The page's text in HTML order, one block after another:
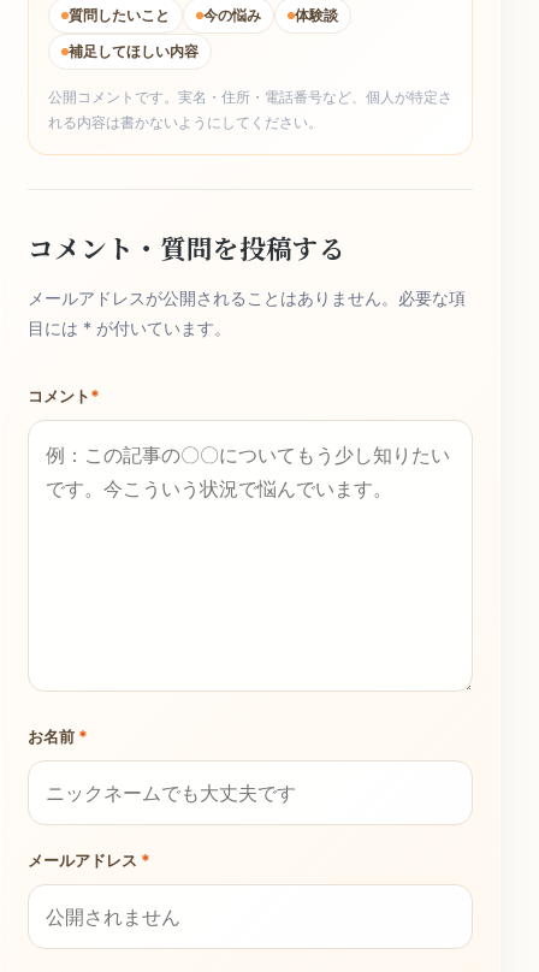
質問したいこと 今の悩み
体験談
補足してほしい内容
公開コメントです。実名・住所・電話番号など、個人が特定さ
れる内容は書かないようにしてください。
コメント・質問を投稿する
メールアドレスが公開されることはありません。必要な項
目には * が付いています。
コメント*
お名前 *
メールアドレス *